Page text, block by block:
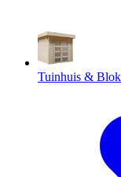
Tuinhuis &